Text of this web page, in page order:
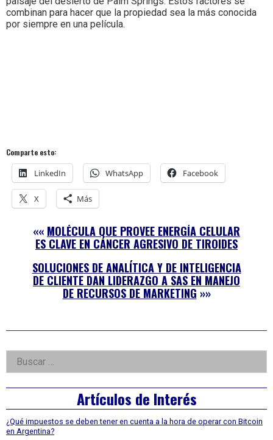
combinan para hacer que la propiedad sea la más conocida
por siempre en una película.
Comparte esto:
LinkedIn WhatsApp Facebook
X Más
«« MOLÉCULA QUE PROVEE ENERGÍA CELULAR
ES CLAVE EN CÁNCER AGRESIVO DE TIROIDES
SOLUCIONES DE ANALÍTICA Y DE INTELIGENCIA
DE CLIENTE DAN LIDERAZGO A SAS EN MANEJO
DE RECURSOS DE MARKETING »»
Right
Asides
Buscar:
Artículos de Interés
¿Qué impuestos se deben tener en cuenta a la hora de operar con Bitcoin
en Argentina?